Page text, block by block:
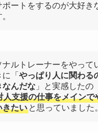
ポートをするのが大好き
ナルトレーナーをやって
「 やっぱり人に関わる
なんだな」と実感したの
人支援の仕事をメインで
きたいと思っていました。